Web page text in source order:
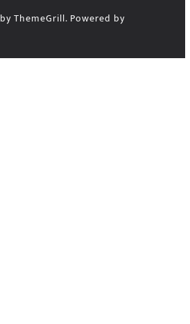
by ThemeGrill. Powered by